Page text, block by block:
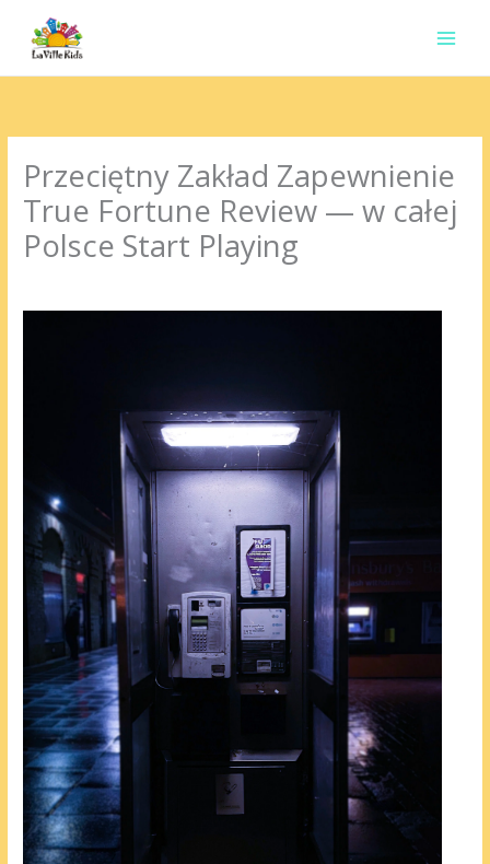
conteúdo
Przeciętny Zakład Zapewnienie
True Fortune Review — w całej
Polsce Start Playing